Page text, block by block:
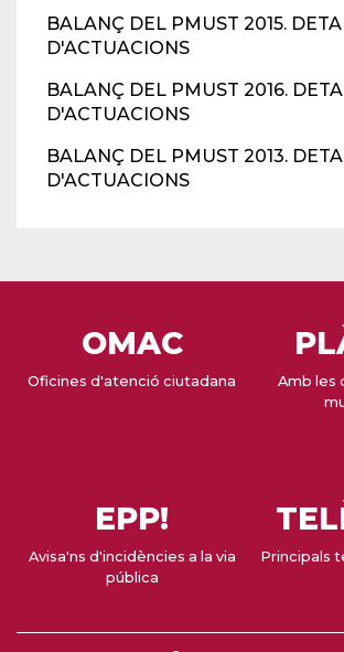
BALANÇ DEL PMUST 2015.
D'ACTUACIONS
BALANÇ DEL PMUST 2016.
D'ACTUACIONS
BALANÇ DEL PMUST 2013.
D'ACTUACIONS
OMAC
Oficines d'atenció ciutadana
Amb les
EPP!
Avisa'ns d'incidències a la via
pública
Principals